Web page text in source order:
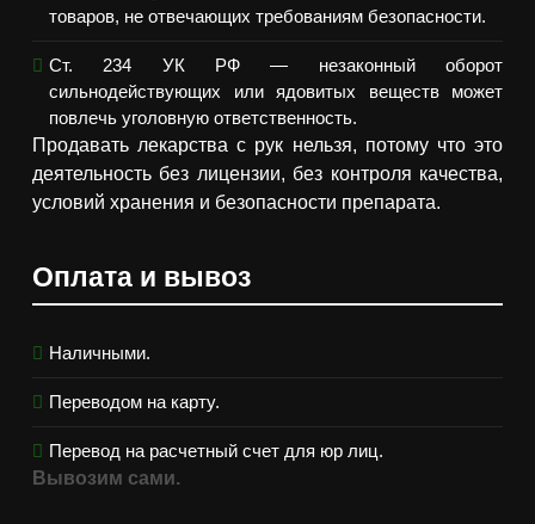
товаров, не отвечающих требованиям безопасности.
Ст. 234 УК РФ — незаконный оборот
сильнодействующих или ядовитых веществ может
повлечь уголовную ответственность.
Продавать лекарства с рук нельзя, потому что это
деятельность без лицензии, без контроля качества,
условий хранения и безопасности препарата.
Оплата и вывоз
Наличными.
Переводом на карту.
Перевод на расчетный счет для юр лиц.
Вывозим сами.